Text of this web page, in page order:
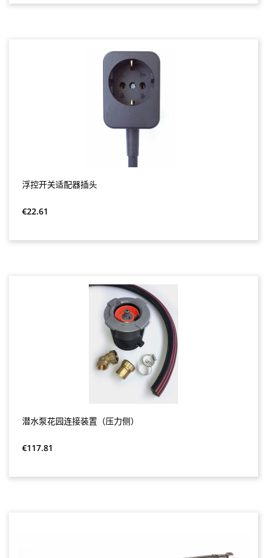
浮控开关适配器插头
Regular price:
€22.61
潜水泵花园连接装置（压力侧）
Regular price:
€117.81